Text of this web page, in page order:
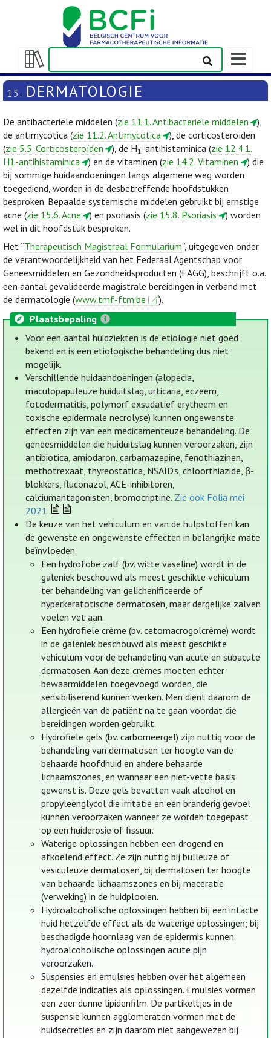
Weergeven/verbergen
inhoudstafel
15. DERMATOLOGIE
De antibacteriële middelen (zie 11.1. Antibacteriële middelen
),
de antimycotica (zie 11.2. Antimycotica
), de corticosteroïden
(zie 5.5. Corticosteroïden ), de H1-antihistaminica (zie 12.4.1.
H1-antihistaminica
) en de vitaminen (zie 14.2. Vitaminen
) die
bij sommige huidaandoeningen langs algemene weg worden
toegediend, worden in de desbetreffende hoofdstukken
besproken. Bepaalde systemische middelen gebruikt bij ernstige
acne (zie 15.6. Acne ) en psoriasis (zie 15.8. Psoriasis
) worden
wel in dit hoofdstuk besproken.
Het “Therapeutisch Magistraal Formularium”, uitgegeven onder
de verantwoordelijkheid van het Federaal Agentschap voor
Geneesmiddelen en Gezondheidsproducten (FAGG), beschrijft o.a.
een aantal gevalideerde magistrale bereidingen in verband met
de dermatologie (www.tmf-ftm.be
).
Plaatsbepaling
Voor een aantal huidziekten is de etiologie niet goed
bekend en is een etiologische behandeling dus niet
mogelijk.
Verschillende huidaandoeningen (alopecia,
maculopapuleuze huiduitslag, urticaria, eczeem,
fotodermatitis, polymorf exsudatief erytheem en
toxische epidermale necrolyse) kunnen ongewenste
effecten zijn van een medicamenteuze behandeling. De
geneesmiddelen die huiduitslag kunnen veroorzaken, zijn
antibiotica, amiodaron, carbamazepine, fenothiazinen,
methotrexaat, thyreostatica, NSAID’s, chloorthiazide, β-
blokkers, fluconazol, ACE-inhibitoren,
calciumantagonisten, bromocriptine. Zie ook Folia mei
2021.
De keuze van het vehiculum en van de hulpstoffen kan
de gewenste en ongewenste effecten in belangrijke mate
beïnvloeden.
Een hydrofobe zalf (bv. witte vaseline) wordt in de
galeniek beschouwd als meest geschikte vehiculum
ter behandeling van gelichenificeerde of
hyperkeratotische dermatosen, maar dergelijke zalven
voelen vet aan.
Een hydrofiele crème (bv. cetomacrogolcrème) wordt
in de galeniek beschouwd als meest geschikte
vehiculum voor de behandeling van acute en subacute
dermatosen. Aan deze crèmes moeten echter
bewaarmiddelen toegevoegd worden, die
sensibiliserend kunnen werken. Men dient daarom de
allergieën van de patiënt na te gaan voordat die
bereidingen worden gebruikt.
Hydrofiele gels (bv. carbomeergel) zijn nuttig voor de
behandeling van dermatosen ter hoogte van de
behaarde hoofdhuid en andere behaarde
lichaamszones, en wanneer een niet-vette basis
gewenst is. Deze gels bevatten vaak alcohol en
propyleenglycol die irritatie en een branderig gevoel
kunnen veroorzaken wanneer ze worden toegepast
op een huiderosie of fissuur.
Waterige oplossingen hebben een drogend en
afkoelend effect. Ze zijn nuttig bij bulleuze of
vesiculeuze dermatosen, bij dermatosen ter hoogte
van behaarde lichaamszones en bij maceratie
(verweking) in de huidplooien.
Hydroalcoholische oplossingen hebben bij een intacte
huid hetzelfde effect als de waterige oplossingen; bij
beschadigde hoornlaag van de epidermis kunnen
hydroalcoholische oplossingen acute pijn
veroorzaken.
Suspensies en emulsies hebben over het algemeen
dezelfde indicaties als oplossingen. Emulsies vormen
een zeer dunne lipidenfilm. De partikeltjes in de
suspensie kunnen agglomeraten vormen met de
huidsecreties en zijn daarom niet aangewezen bij